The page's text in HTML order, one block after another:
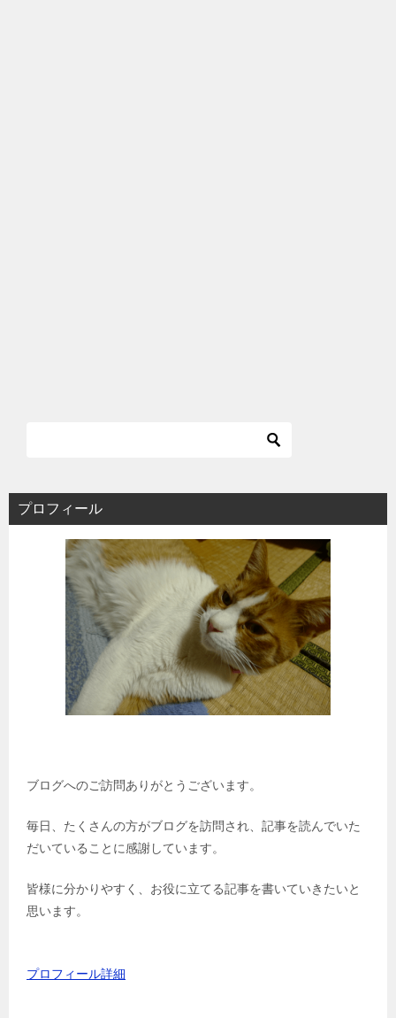
プロフィール
ブログへのご訪問ありがとうございます。
毎日、たくさんの方がブログを訪問され、記事を読んでいた
だいていることに感謝しています。
皆様に分かりやすく、お役に立てる記事を書いていきたいと
思います。
プロフィール詳細